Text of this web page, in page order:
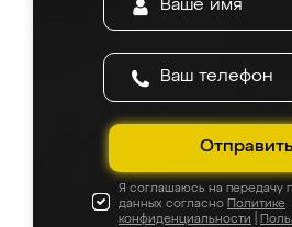
Отправить
Я соглашаюсь на передачу
данных согласно Политике
конфиденциальности